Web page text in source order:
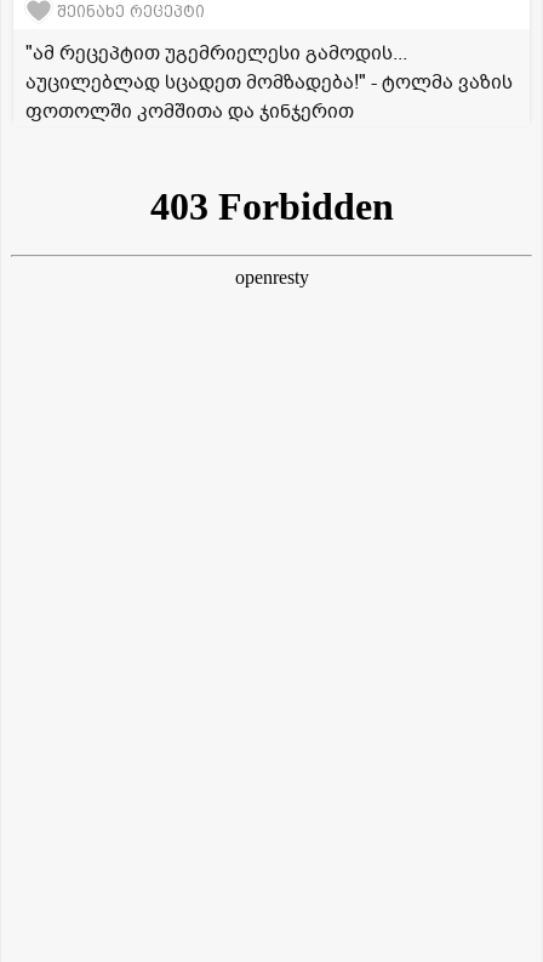
შეინახე რეცეპტი
"ამ რეცეპტით უგემრიელესი გამოდის...
აუცილებლად სცადეთ მომზადება!" - ტოლმა ვაზის
ფოთოლში კომშითა და ჯინჯერით